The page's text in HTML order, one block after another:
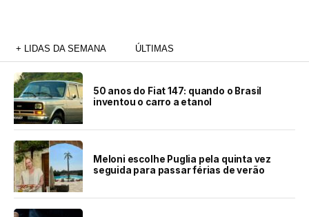
+ LIDAS DA SEMANA ÚLTIMAS
50 anos do Fiat 147: quando o Brasil
inventou o carro a etanol
Meloni escolhe Puglia pela quinta vez
seguida para passar férias de verão